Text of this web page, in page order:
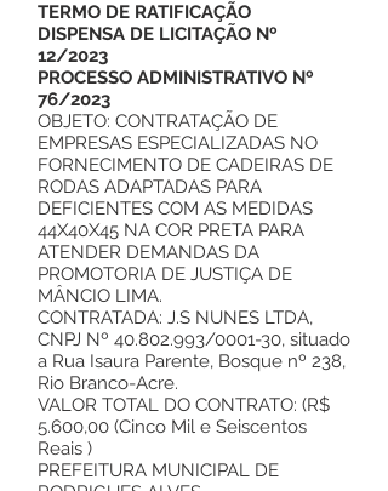
TERMO DE RATIFICAÇÃO
DISPENSA DE LICITAÇÃO Nº
12/2023
PROCESSO ADMINISTRATIVO Nº
76/2023
OBJETO: CONTRATAÇÃO DE
EMPRESAS ESPECIALIZADAS NO
FORNECIMENTO DE CADEIRAS DE
RODAS ADAPTADAS PARA
DEFICIENTES COM AS MEDIDAS
44X40X45 NA COR PRETA PARA
ATENDER DEMANDAS DA
PROMOTORIA DE JUSTIÇA DE
MÂNCIO LIMA.
CONTRATADA: J.S NUNES LTDA,
CNPJ Nº 40.802.993/0001-30, situado
a Rua Isaura Parente, Bosque nº 238,
Rio Branco-Acre.
VALOR TOTAL DO CONTRATO: (R$
5.600,00 (Cinco Mil e Seiscentos
Reais )
PREFEITURA MUNICIPAL DE